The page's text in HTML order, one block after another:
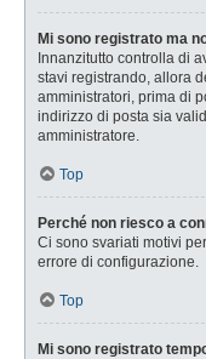
Mi sono registrato ma
Innanzitutto controlla di
stavi registrando, allora
amministratori, prima di
indirizzo di posta sia
amministratore.
Top
Perché non riesco a
Ci sono svariati motivi
errore di configurazione.
Top
Mi sono registrato